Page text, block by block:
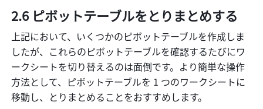
2.6 ピボットテーブルをとりまとめする
上記において、いくつかのピボットテーブルを作成しま
したが、これらのピボットテーブルを確認するたびにワ
ークシートを切り替えるのは面倒です。より簡単な操作
方法として、ピボットテーブルを 1 つのワークシートに
移動し、とりまとめることをおすすめします。